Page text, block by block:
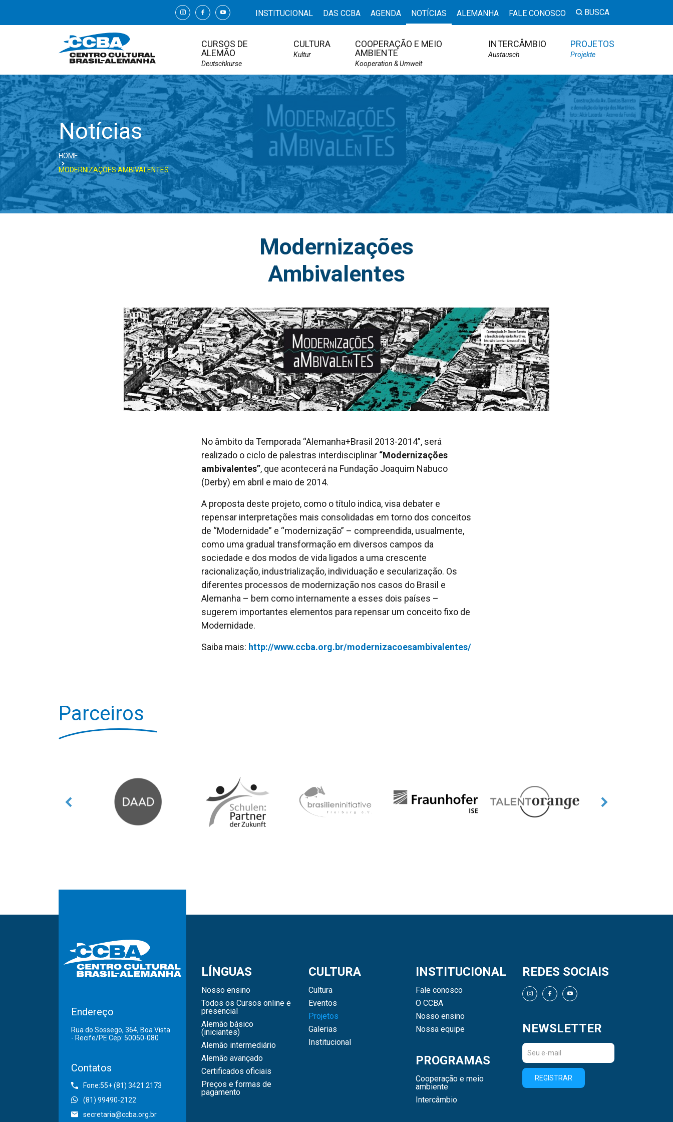
INSTITUCIONAL DAS CCBA AGENDA NOTÍCIAS ALEMANHA FALE CONOSCO BUSCA
CURSOS DE
ALEMÃO
Deutschkurse
CULTURA
Kultur
COOPERAÇÃO E MEIO
AMBIENTE
Kooperation & Umwelt
INTERCÂMBIO
Austausch
PROJETOS
Projekte
Notícias
HOME
MODERNIZAÇÕES AMBIVALENTES
Modernizações
Ambivalentes
No âmbito da Temporada “Alemanha+Brasil 2013-2014”, será
realizado o ciclo de palestras interdisciplinar “Modernizações
ambivalentes”, que acontecerá na Fundação Joaquim Nabuco
(Derby) em abril e maio de 2014.
A proposta deste projeto, como o título indica, visa debater e
repensar interpretações mais consolidadas em torno dos conceitos
de “Modernidade” e “modernização” – compreendida, usualmente,
como uma gradual transformação em diversos campos da
sociedade e dos modos de vida ligados a uma crescente
racionalização, industrialização, individuação e secularização. Os
diferentes processos de modernização nos casos do Brasil e
Alemanha – bem como internamente a esses dois países –
sugerem importantes elementos para repensar um conceito fixo de
Modernidade.
Saiba mais: http://www.ccba.org.br/modernizacoesambivalentes/
Parceiros
Endereço
Rua do Sossego, 364, Boa Vista
- Recife/PE Cep: 50050-080
Contatos
Fone:55+ (81) 3421.2173
(81) 99490-2122
secretaria@ccba.org.br
LÍNGUAS
Nosso ensino
Todos os Cursos online e
presencial
Alemão básico
(iniciantes)
Alemão intermediário
Alemão avançado
Certificados oficiais
Preços e formas de
pagamento
CULTURA
Cultura
Eventos
Projetos
Galerias
Institucional
INSTITUCIONAL
Fale conosco
O CCBA
Nosso ensino
Nossa equipe
PROGRAMAS
Cooperação e meio
ambiente
Intercâmbio
REDES SOCIAIS
NEWSLETTER
REGISTRAR